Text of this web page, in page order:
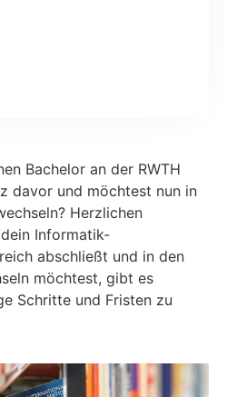
Bachelor an der RWTH
davor und möchtest nun in
Herzlichen
Informatik-
abschließt und in den
möchtest, gibt es
Schritte und Fristen zu